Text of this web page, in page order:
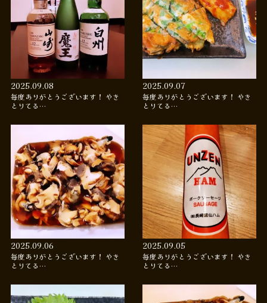
2025.09.08
毎度ありがとうございます！ やき
とりてる…
2025.09.07
毎度ありがとうございます！ やき
とりてる…
2025.09.06
毎度ありがとうございます！ やき
とりてる…
2025.09.05
毎度ありがとうございます！ やき
とりてる…